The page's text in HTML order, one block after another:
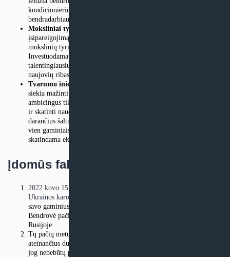
kondicionierius pritaikyti prie regioninių pageidavimų ir
bendradarbiauti su vietos talentais, kad būtų diegiamos naujovės.
Moksliniai tyrimai ir plėtra:
įsipareigojimą vykdyti mokslinius tyrimus ir plėtrą rodo platus
mokslinių tyrimų ir plėtros centrų tinklas visame pasaulyje.
Investuodama į pažangiausius įrenginius ir pritraukdama
talentingiausius specialistus, “Daikin” nuolat plečia technologinių
naujovių ribas, todėl kuriami novatoriški gaminiai ir sprendimai.
Tvarumo iniciatyvos:
siekia mažinti savo poveikį aplinkai. Bendrovė užsibrėžė
ambicingus tikslus, pavyzdžiui, siekti anglies dioksido neutralumo
ir skatinti naudoti kuo mažesnę įtaką globaliniui atšilimui
darančius šaltnešius. Įsipareigojimas siekti tvarumo neapsiriboja
vien gaminiais, bet apima visą kuriamos vertės grandinę,
skatindama ekologiškesnę ir tvaresnę ateitį.
Įdomūs faktai
2022 kovo 15 dieną Daikin paskelbė skirianti 1 milijoną eurų
Ukrainos karo pabėgėliams.
savo gaminius pabėgėlių apgyvendinimo ir švietimo įstaigoms. Tą
Bendrovė pačią dieną taip pat paskelbė nutraukianti savo veiklą
Rusijoje.
Tų pačių metų lapkritį bendrovė pranešė besiruošianti per
ateinančius du metus pertvarkyti savo logistikos grandines taip,
jog nebebūtų priklausoma nuo komponentų iš Kinijos.